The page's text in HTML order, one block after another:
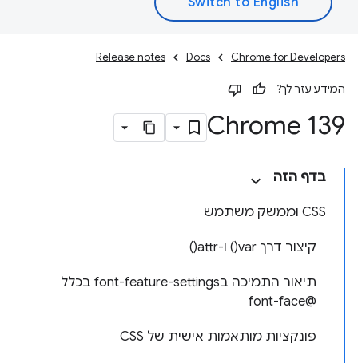
Chrome for Developers
Docs
Release notes
המידע עזר לך?
‫Chrome 139
בדף הזה
CSS וממשק משתמש
קיצור דרך var() ו-attr()
תיאור התמיכה בfont-feature-settings בכלל
@font-face
פונקציות מותאמות אישית של CSS